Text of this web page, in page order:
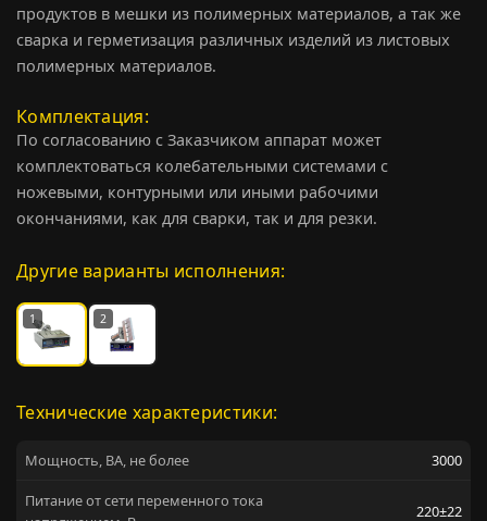
продуктов в мешки из полимерных материалов, а так же
сварка и герметизация различных изделий из листовых
полимерных материалов.
Комплектация
По согласованию с Заказчиком аппарат может
комплектоваться колебательными системами с
ножевыми, контурными или иными рабочими
окончаниями, как для сварки, так и для резки.
Другие варианты исполнения:
1 2
Технические характеристики:
Мощность, ВА, не более 3000
Питание от сети переменного тока
220±22